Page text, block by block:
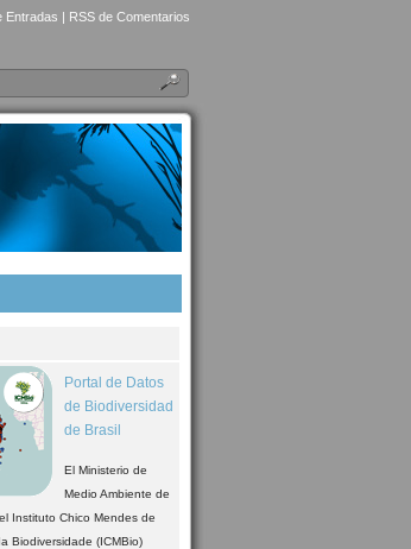
Entradas | RSS de Comentarios
Portal de Datos
de Biodiversidad
de Brasil
El Ministerio de
Medio Ambiente de
Instituto Chico Mendes de
Biodiversidade (ICMBio)